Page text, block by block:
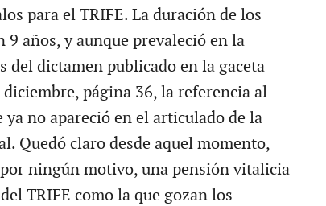
para el TRIFE. La duración de los
9 años, y aunque prevaleció en la
del dictamen publicado en la gaceta
página 36, la referencia al
ya no apareció en el articulado de la
Quedó claro desde aquel momento,
ningún motivo, una pensión vitalicia
TRIFE como la que gozan los